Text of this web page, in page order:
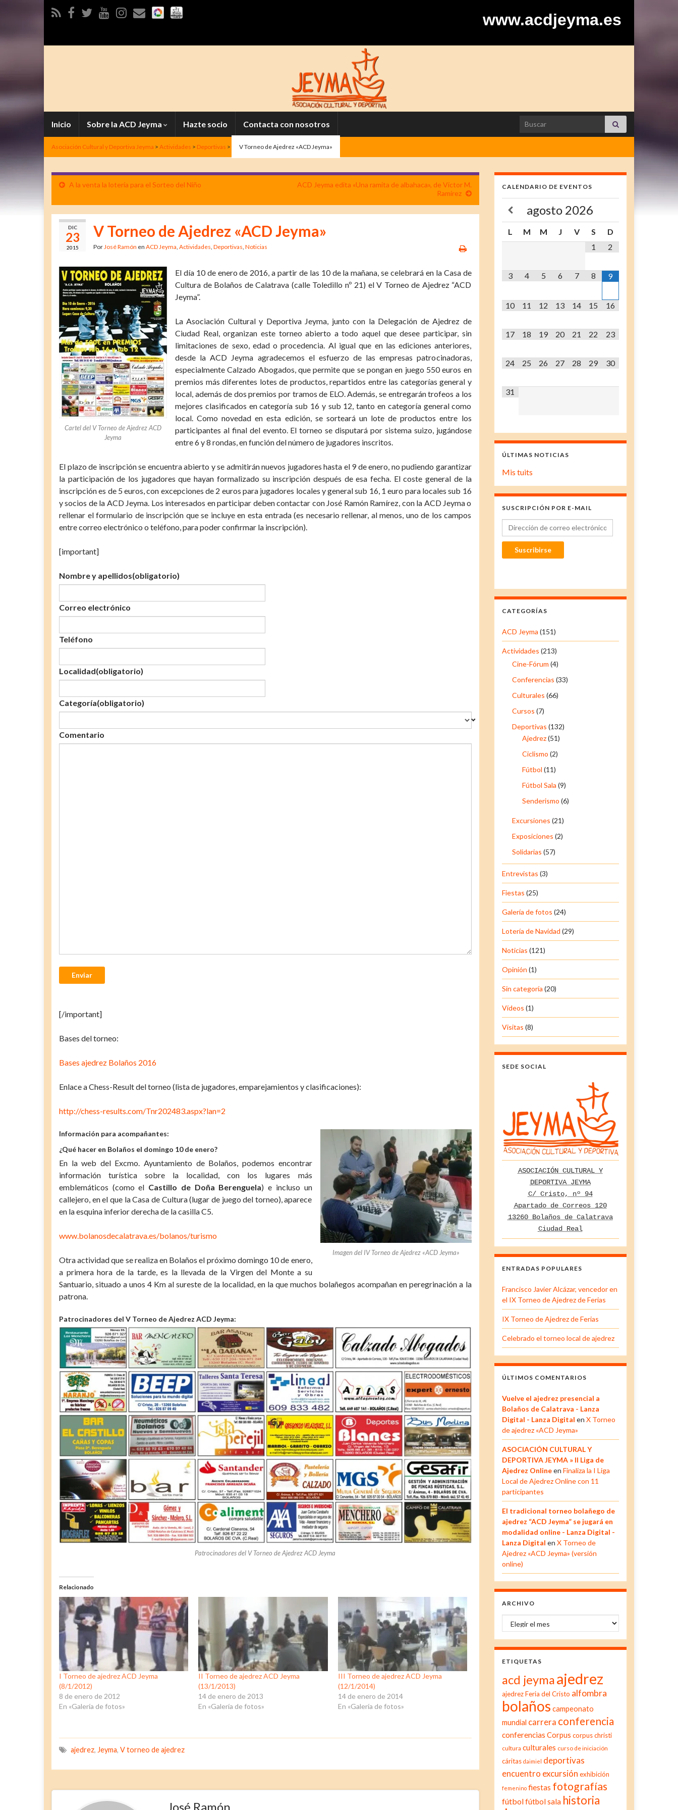
www.acdjeyma.es
Inicio Sobre la ACD Jeyma Hazte socio Contacta con nosotros Search for:
Asociación Cultural y Deportiva Jeyma > Actividades > Deportivas > V Torneo de Ajedrez «ACD Jeyma»
A la venta la lotería para el Sorteo del Niño
ACD Jeyma edita «Una ramita de albahaca», de Víctor M.
Ramírez
DIC
23
2015
V Torneo de Ajedrez «ACD Jeyma»
Por José Ramón en ACD Jeyma Actividades Deportivas Noticias
Cartel del V Torneo de Ajedrez ACD
Jeyma
El día 10 de enero de 2016, a partir de las 10 de la mañana, se celebrará en la Casa de
Cultura de Bolaños de Calatrava (calle Toledillo nº 21) el V Torneo de Ajedrez “ACD
Jeyma”.
La Asociación Cultural y Deportiva Jeyma, junto con la Delegación de Ajedrez de
Ciudad Real, organizan este torneo abierto a todo aquel que desee participar, sin
limitaciones de sexo, edad o procedencia. Al igual que en las ediciones anteriores,
desde la ACD Jeyma agradecemos el esfuerzo de las empresas patrocinadoras,
especialmente Calzado Abogados, que permite que se pongan en juego 550 euros en
premios más diferentes lotes de productos, repartidos entre las categorías general y
local, además de dos premios por tramos de ELO. Además, se entregarán trofeos a los
mejores clasificados en categoría sub 16 y sub 12, tanto en categoría general como
local. Como novedad en esta edición, se sorteará un lote de productos entre los
participantes al final del evento. El torneo se disputará por sistema suizo, jugándose
entre 6 y 8 rondas, en función del número de jugadores inscritos.
El plazo de inscripción se encuentra abierto y se admitirán nuevos jugadores hasta el 9 de enero, no pudiendo garantizar
la participación de los jugadores que hayan formalizado su inscripción después de esa fecha. El coste general de la
inscripción es de 5 euros, con excepciones de 2 euros para jugadores locales y general sub 16, 1 euro para locales sub 16
y socios de la ACD Jeyma. Los interesados en participar deben contactar con José Ramón Ramírez, con la ACD Jeyma o
rellenar el formulario de inscripción que se incluye en esta entrada (es necesario rellenar, al menos, uno de los campos
entre correo electrónico o teléfono, para poder confirmar la inscripción).
[important]
Nombre y apellidos(obligatorio)
Correo electrónico
Teléfono
Localidad(obligatorio)
Categoría(obligatorio)
Comentario
Enviar
[/important]
Bases del torneo:
Bases ajedrez Bolaños 2016
Enlace a Chess-Result del torneo (lista de jugadores, emparejamientos y clasificaciones):
http://chess-results.com/Tnr202483.aspx?lan=2
Imagen del IV Torneo de Ajedrez «ACD Jeyma»
Información para acompañantes:
¿Qué hacer en Bolaños el domingo 10 de enero?
En la web del Excmo. Ayuntamiento de Bolaños, podemos encontrar
información turística sobre la localidad, con los lugares más
emblemáticos (como el Castillo de Doña Berenguela) e incluso un
callejero, en el que la Casa de Cultura (lugar de juego del torneo), aparece
en la esquina inferior derecha de la casilla C5.
www.bolanosdecalatrava.es/bolanos/turismo
Otra actividad que se realiza en Bolaños el próximo domingo 10 de enero,
a primera hora de la tarde, es la llevada de la Virgen del Monte a su
Santuario, situado a unos 4 Km al sureste de la localidad, en la que muchos bolañegos acompañan en peregrinación a la
patrona.
Patrocinadores del V Torneo de Ajedrez ACD Jeyma:
Patrocinadores del V Torneo de Ajedrez ACD Jeyma
Relacionado
I Torneo de ajedrez ACD Jeyma
(8/1/2012)
8 de enero de 2012
En «Galería de fotos»
II Torneo de ajedrez ACD Jeyma
(13/1/2013)
14 de enero de 2013
En «Galería de fotos»
III Torneo de ajedrez ACD Jeyma
(12/1/2014)
14 de enero de 2014
En «Galería de fotos»
ajedrez, Jeyma, V torneo de ajedrez
José Ramón
CALENDARIO DE EVENTOS
agosto 2026
L M M J V S
D
1
2
3 4 5 6 7 8 9
10 11 12 13 14 15 16
17 18 19 20 21 22 23
24 25 26 27 28 29 30
31
ÚLTIMAS NOTICIAS
Mis tuits
SUSCRIPCIÓN POR E-MAIL
Dirección de correo electrónico
Suscribirse
CATEGORÍAS
ACD Jeyma (151)
Actividades (213)
Cine-Fórum (4)
Conferencias (33)
Culturales (66)
Cursos (7)
Deportivas (132)
Ajedrez(51)
Ciclismo (2)
Fútbol (11)
Fútbol Sala (9)
Senderismo (6)
Excursiones (21)
Exposiciones (2)
Solidarias (57)
Entrevistas (3)
Fiestas (25)
Galería de fotos (24)
Lotería de Navidad (29)
Noticias (121)
Opinión (1)
Sin categoría (20)
Vídeos (1)
Visitas (8)
SEDE SOCIAL
ASOCIACIÓN CULTURAL Y
DEPORTIVA JEYMA
C/ Cristo, nº 94
Apartado de Correos 120
13260 Bolaños de Calatrava
Ciudad Real
ENTRADAS POPULARES
Francisco Javier Alcázar, vencedor en
el IX Torneo de Ajedrez de Ferias
IX Torneo de Ajedrez de Ferias
Celebrado el torneo local de ajedrez
ÚLTIMOS COMENTARIOS
Vuelve el ajedrez presencial a
Bolaños de Calatrava - Lanza
Digital - Lanza Digital en X Torneo
de ajedrez «ACD Jeyma»
ASOCIACIÓN CULTURAL Y
DEPORTIVA JEYMA » II Liga de
Ajedrez Onlineen Finaliza la I Liga
Local de Ajedrez Online con 11
participantes
El tradicional torneo bolañego de
ajedrez “ACD Jeyma” se jugará en
modalidad online - Lanza Digital -
Lanza Digital en X Torneo de
Ajedrez «ACD Jeyma» (versión
online)
ARCHIVO
Archivo
ETIQUETAS
acd jeymaajedrez
ajedrez Feria del Cristo alfombra
bolaños campeonato
mundial carrera conferencia
conferencias Corpus corpus christi
cultura culturales curso de iniciación
cáritas daimiel deportivas
encuentro excursión exhibición
femenino fiestas fotografías
fútbolfútbol sala historia